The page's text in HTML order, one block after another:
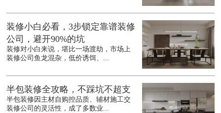
装修小白必看，3步锁定靠谱装修
公司，避开90%的坑
装修对小白来说，堪比一场渡劫，市场上
装修公司鱼龙混杂，低价诱饵、...
半包装修全攻略，不踩坑不超支
半包装修因主材自购控品质、辅材施工交
装修公司的灵活性，成了多数业...